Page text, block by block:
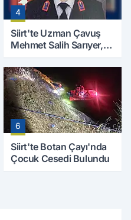
4
Siirt'te Uzman Çavuş
Mehmet Salih Sarıyer,
6
Siirt'te Botan Çayı'nda
Çocuk Cesedi Bulundu